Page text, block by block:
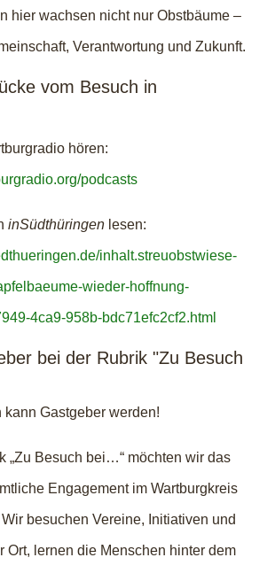
hier wachsen nicht nur Obstbäume –
Verantwortung und Zukunft.
vom Besuch in
hören:
podcasts
inSüdthüringen lesen:
inhalt.streuobstwiese-
wieder-hoffnung-
4ca9-958b-bdc71efc2cf2.html
bei der Rubrik "Zu Besuch
Gastgeber werden!
„Zu Besuch bei…“ möchten wir das
Engagement im Wartburgkreis
besuchen Vereine, Initiativen und
Ort, lernen die Menschen hinter dem